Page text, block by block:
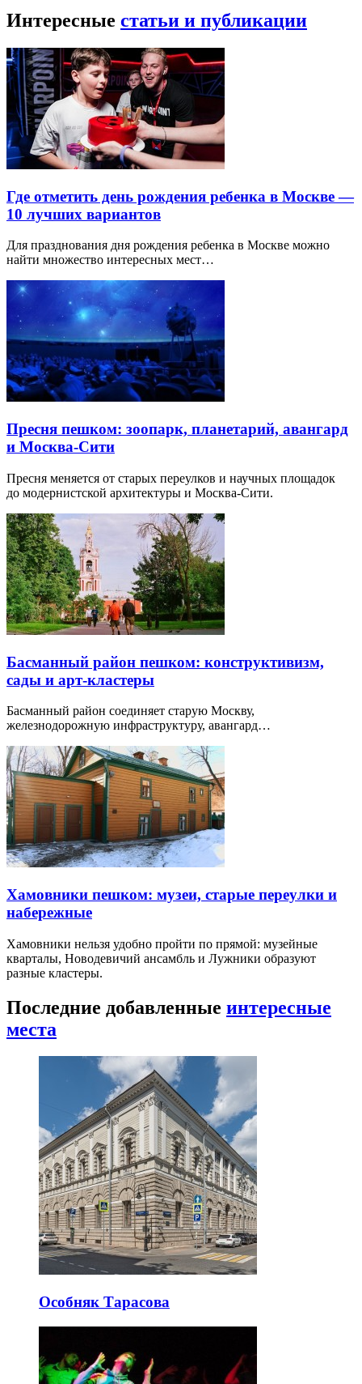
Интересные статьи и публикации
Где отметить день рождения ребенка в Москве —
10 лучших вариантов
Для празднования дня рождения ребенка в Москве можно
найти множество интересных мест…
Пресня пешком: зоопарк, планетарий, авангард
и Москва-Сити
Пресня меняется от старых переулков и научных площадок
до модернистской архитектуры и Москва-Сити.
Басманный район пешком: конструктивизм,
сады и арт-кластеры
Басманный район соединяет старую Москву,
железнодорожную инфраструктуру, авангард…
Хамовники пешком: музеи, старые переулки и
набережные
Хамовники нельзя удобно пройти по прямой: музейные
кварталы, Новодевичий ансамбль и Лужники образуют
разные кластеры.
Последние добавленные интересные
места
Особняк Тарасова